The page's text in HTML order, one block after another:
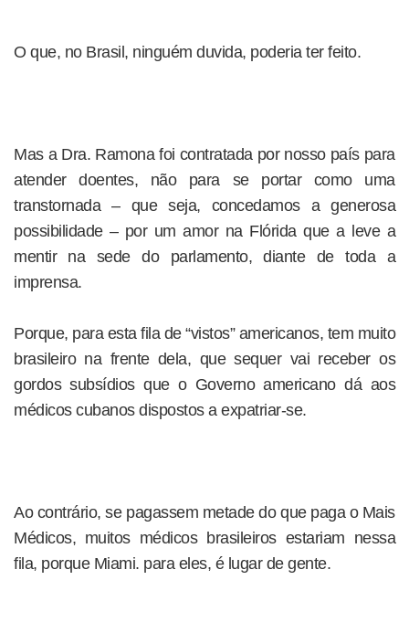
O que, no Brasil, ninguém duvida, poderia ter feito.
Mas a Dra. Ramona foi contratada por nosso país para
atender doentes, não para se portar como uma
transtornada – que seja, concedamos a generosa
possibilidade – por um amor na Flórida que a leve a
mentir na sede do parlamento, diante de toda a
imprensa.
Porque, para esta fila de “vistos” americanos, tem muito
brasileiro na frente dela, que sequer vai receber os
gordos subsídios que o Governo americano dá aos
médicos cubanos dispostos a expatriar-se.
Ao contrário, se pagassem metade do que paga o Mais
Médicos, muitos médicos brasileiros estariam nessa
fila, porque Miami. para eles, é lugar de gente.